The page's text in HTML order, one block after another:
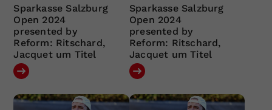
Sparkasse Salzburg
Open 2024
presented by
Reform: Ritschard,
Jacquet um Titel
Sparkasse Salzburg
Open 2024
presented by
Reform: Ritschard,
Jacquet um Titel